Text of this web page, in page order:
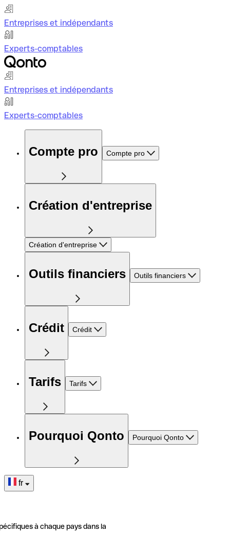
Entreprises et indépendants
Experts-comptables
Entreprises et indépendants
Experts-comptables
Compte pro Compte pro
Création d'entreprise
Création d'entreprise
Outils financiers Outils financiers
Crédit Crédit
Tarifs Tarifs
Pourquoi Qonto Pourquoi Qonto
fr
à chaque pays dans la